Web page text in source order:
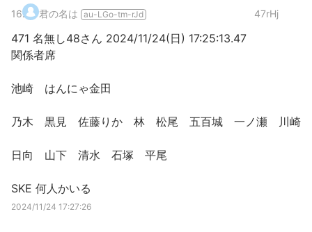
16. 君の名は au-LGo-tm-rJd 47rHj
471 名無し48さん 2024/11/24(日) 17:25:13.47
関係者席
池崎 はんにゃ金田
乃木 黒見 佐藤りか 林 松尾 五百城 一ノ瀬 川崎
日向 山下 清水 石塚 平尾
SKE 何人かいる
2024/11/24 17:27:26